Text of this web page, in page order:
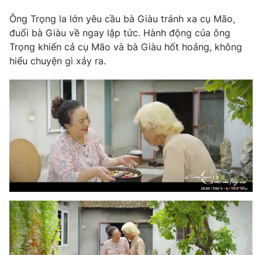
Thị trường
Tư vấn
Lịch phát sóng
Chuyên mục khác
Emagazine Podcast
Infographic
Video Shorts video
VTV Money VTV Thể thao
VTV Sức khoẻ Bất động sản
Thị trường 24h Tấm lòng Việt
Ông Trọng la lớn yêu cầu bà Giàu tránh xa cụ Mão,
đuổi bà Giàu về ngay lập tức. Hành động của ông
Trọng khiến cả cụ Mão và bà Giàu hốt hoảng, không
hiểu chuyện gì xảy ra.